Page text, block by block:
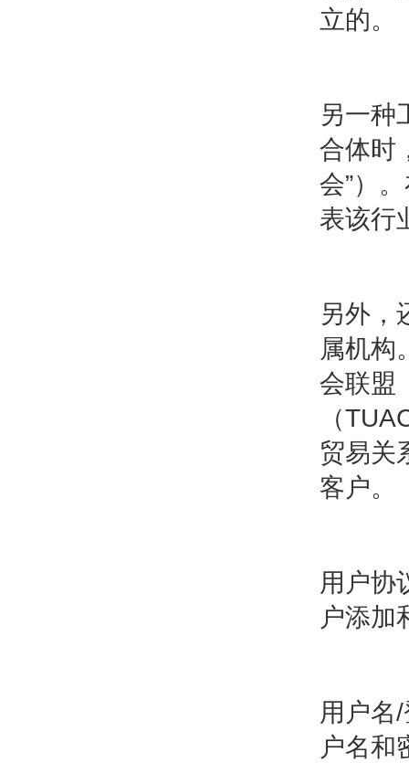
立的。
另一种
合体时
会”）
表该行
另外，
属机构
会联盟
（
贸易关
客户。
用户协
户添加
用户名
户名和